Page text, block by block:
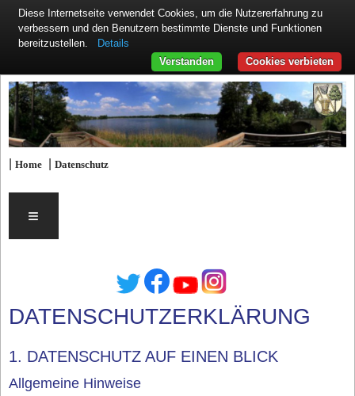
|Home |Datenschutz
≡
DATENSCHUTZERKLÄRUNG
1. DATENSCHUTZ AUF EINEN BLICK
Allgemeine Hinweise
Diese Internetseite verwendet Cookies, um die Nutzererfahrung zu
verbessern und den Benutzern bestimmte Dienste und Funktionen
bereitzustellen.
Details
Cookies verbieten
Verstanden